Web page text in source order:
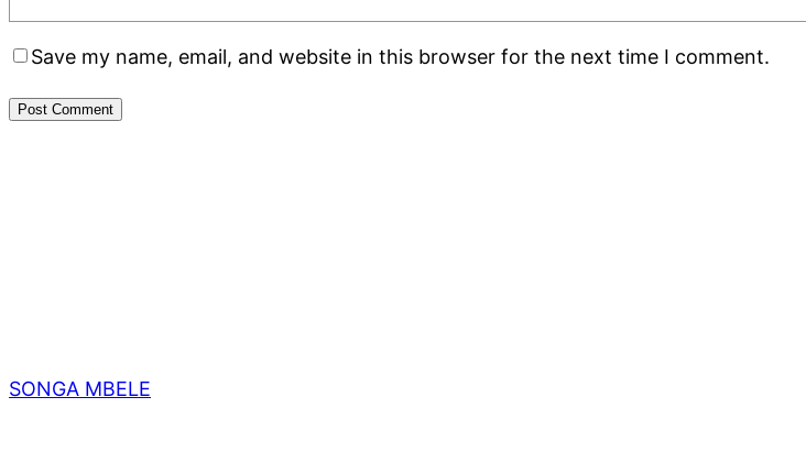
Save my name, email, and website in this browser for the next time I comment.
SONGA MBELE